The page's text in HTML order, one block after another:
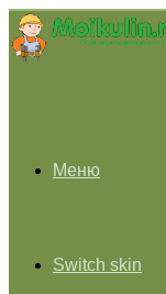
Меню
Switch skin